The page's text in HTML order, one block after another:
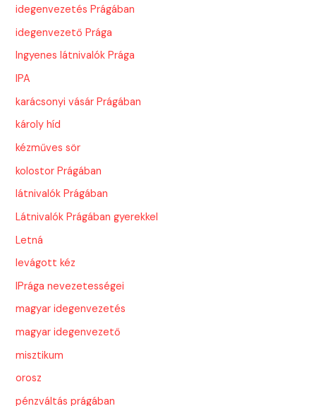
idegenvezetés Prágában
idegenvezető Prága
Ingyenes látnivalók Prága
IPA
karácsonyi vásár Prágában
károly híd
kézműves sör
kolostor Prágában
látnivalók Prágában
Látnivalók Prágában gyerekkel
Letná
levágott kéz
lPrága nevezetességei
magyar idegenvezetés
magyar idegenvezető
misztikum
orosz
pénzváltás prágában